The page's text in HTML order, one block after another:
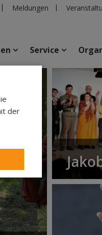
Meldungen
Veranstaltungen
Service
der